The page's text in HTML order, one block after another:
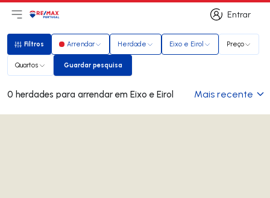
Entrar
Entrar
Abri menu principal
LogoIr para página inicial
Filtros
Filtros Arrendar Herdade Eixo e Eirol Preço
Quartos Guardar pesquisa
Guardar pesquisa
0 herdades para arrendar em Eixo e Eirol Mais recente